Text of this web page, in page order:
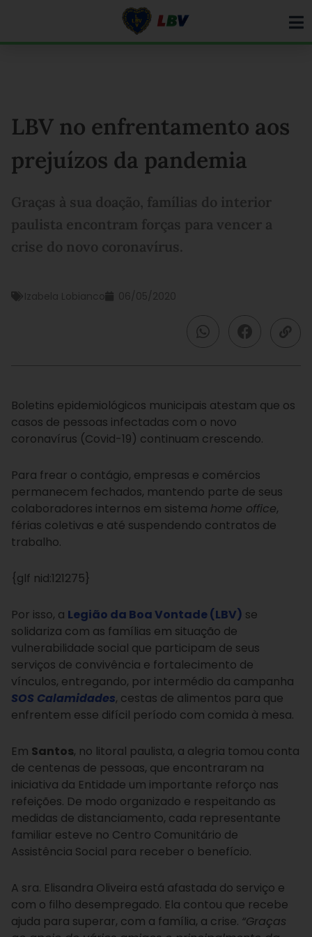
LBV no enfrentamento aos
prejuízos da pandemia
Graças à sua doação, famílias do interior
paulista encontram forças para vencer a
crise do novo coronavírus.
Izabela Lobianco 06/05/2020
Boletins epidemiológicos municipais atestam que os
casos de pessoas infectadas com o novo
coronavírus (Covid-19) continuam crescendo.
Para frear o contágio, empresas e comércios
permanecem fechados, mantendo parte de seus
colaboradores internos em sistema home office,
férias coletivas e até suspendendo contratos de
trabalho.
{glf nid:121275}
Por isso, a Legião da Boa Vontade (LBV) se
solidariza com as famílias em situação de
vulnerabilidade social que participam de seus
serviços de convivência e fortalecimento de
vínculos, entregando, por intermédio da campanha
SOS Calamidades, cestas de alimentos para que
enfrentem esse difícil período com comida à mesa.
Em Santos, no litoral paulista, a alegria tomou conta
de centenas de pessoas, que encontraram na
iniciativa da Entidade um importante reforço nas
refeições. De modo organizado e respeitando as
medidas de distanciamento, cada representante
familiar esteve no Centro Comunitário de
Assistência Social para receber o benefício.
A sra. Elisandra Oliveira está afastada do serviço e
com o filho desempregado. Ela contou que recebe
ajuda para superar, com a família, a crise. “Graças